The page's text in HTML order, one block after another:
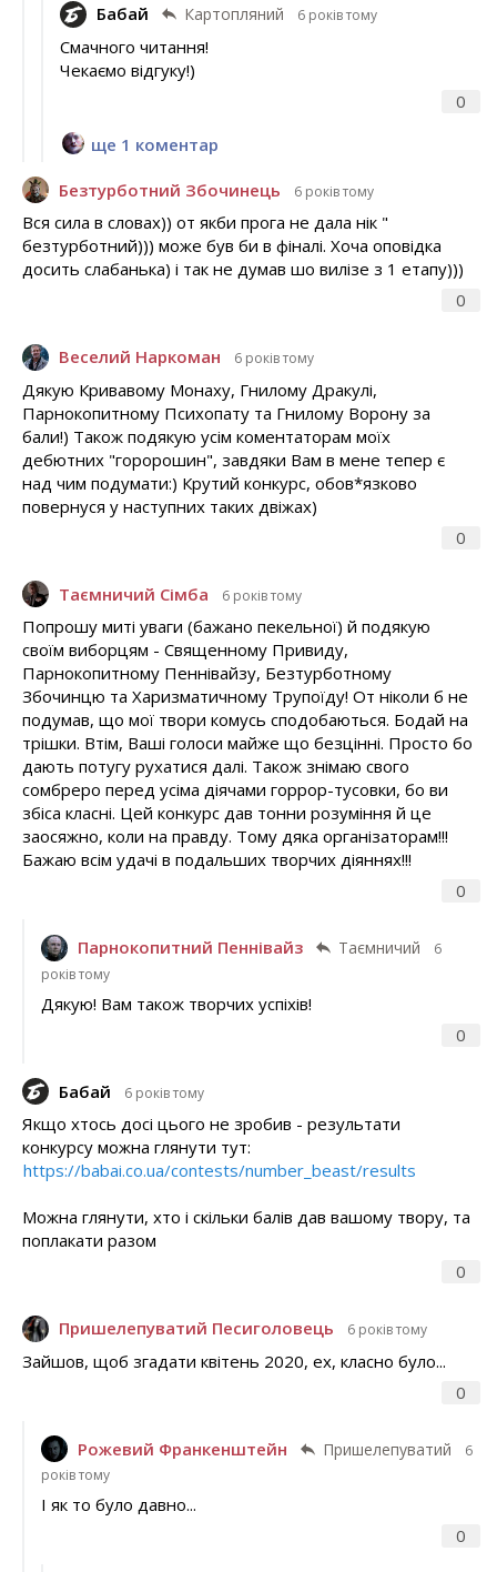
Бабай Картопляний 6 років тому
0
Смачного читання!
Чекаємо відгуку!)
ще 1 коментар
Безтурботний Збочинець 6 років тому
0
Вся сила в словах)) от якби прога не дала нік "
безтурботний))) може був би в фіналі. Хоча оповідка
досить слабанька) і так не думав шо вилізе з 1 етапу)))
Веселий Наркоман 6 років тому
0
Дякую Кривавому Монаху, Гнилому Дракулі,
Парнокопитному Психопату та Гнилому Ворону за
бали!) Також подякую усім коментаторам моїх
дебютних "горорошин", завдяки Вам в мене тепер є
над чим подумати:) Крутий конкурс, обов*язково
повернуся у наступних таких двіжах)
Таємничий Сімба 6 років тому
0
Попрошу миті уваги (бажано пекельної) й подякую
своїм виборцям - Священному Привиду,
Парнокопитному Пеннівайзу, Безтурботному
Збочинцю та Харизматичному Трупоїду! От ніколи б не
подумав, що мої твори комусь сподобаються. Бодай на
трішки. Втім, Ваші голоси майже що безцінні. Просто бо
дають потугу рухатися далі. Також знімаю свого
сомбреро перед усіма діячами горрор-тусовки, бо ви
збіса класні. Цей конкурс дав тонни розуміння й це
заосяжно, коли на правду. Тому дяка організаторам!!!
Бажаю всім удачі в подальших творчих діяннях!!!
Парнокопитний Пеннівайз Таємничий
6
років тому
0
Дякую! Вам також творчих успіхів!
Бабай 6 років тому
0
Якщо хтось досі цього не зробив - результати
конкурсу можна глянути тут:
https://babai.co.ua/contests/number_beast/results
Можна глянути, хто і скільки балів дав вашому твору, та
поплакати разом
Пришелепуватий Песиголовець 6 років тому
0
Зайшов, щоб згадати квітень 2020, ех, класно було...
Рожевий Франкенштейн Пришелепуватий
6
років тому
0
І як то було давно...